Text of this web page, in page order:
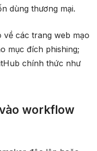
dùng thương mại.
về các trang web mạo
mục đích phishing;
chính thức như
workflow